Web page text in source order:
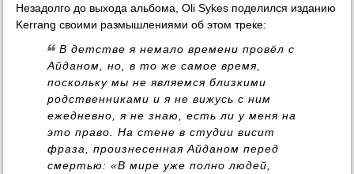
Незадолго до выхода альбома, Oli Sykes поделился изданию
Kerrang своими размышлениями об этом треке:
В детстве я немало времени провёл с
Айданом, но, в то же самое время,
поскольку мы не являемся близкими
родственниками и я не вижусь с ним
ежедневно, я не знаю, есть ли у меня на
это право. На стене в студии висит
фраза, произнесенная Айданом перед
смертью: «В мире уже полно людей,